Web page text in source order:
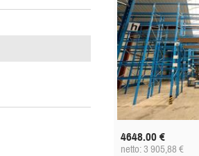
4648.00€
netto: 3 905,88€